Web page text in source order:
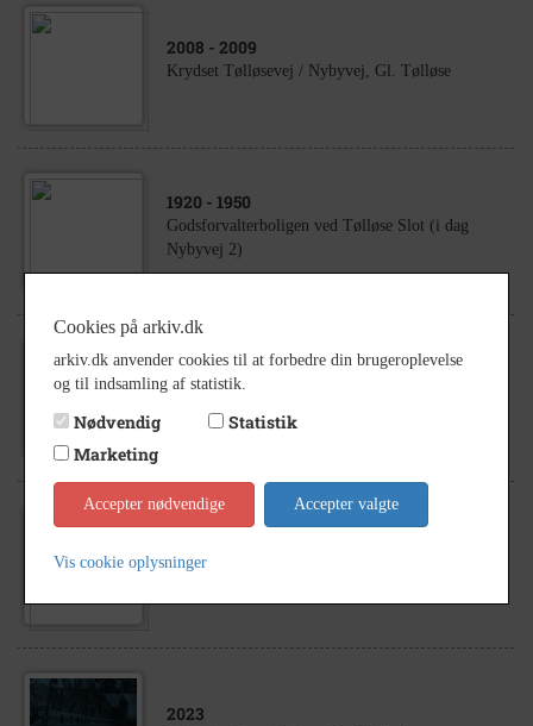
2008 - 2009
Krydset Tølløsevej / Nybyvej, Gl. Tølløse
1920 - 1950
Godsforvalterboligen ved Tølløse Slot (i dag
Nybyvej 2)
1980- 1990
Godsforvalterboligen på hjørnet af Tølløsevej og
Nybyvej 2.
1890- 1920
Tølløsegårdens Godskontor, beliggen- de Nybyvej
2023
Cookies på arkiv.dk
arkiv.dk anvender cookies til at forbedre din brugeroplevelse
og til indsamling af statistik.
Nødvendig
Statistik
Marketing
Accepter nødvendige Accepter valgte
Vis cookie oplysninger